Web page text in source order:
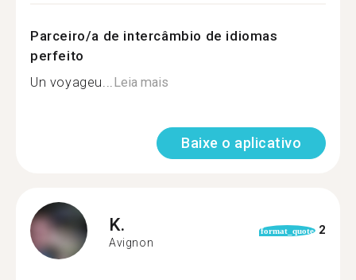
Parceiro/a de intercâmbio de idiomas
perfeito
Un voyageu... Leia mais
Baixe o aplicativo
K.
Avignon
format_quote 2